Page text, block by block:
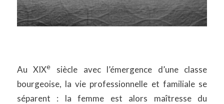
Au XIXe
siècle avec l’émergence d’une classe
bourgeoise, la vie professionnelle et familiale se
séparent : la femme est alors maîtresse du